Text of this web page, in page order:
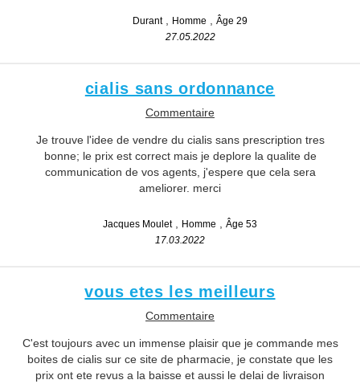
Durant Homme
Âge 29
27.05.2022
cialis sans ordonnance
Commentaire
Je trouve l'idee de vendre du cialis sans prescription tres
bonne; le prix est correct mais je deplore la qualite de
communication de vos agents, j'espere que cela sera
ameliorer. merci
Jacques Moulet Homme
Âge 53
17.03.2022
vous etes les meilleurs
Commentaire
C'est toujours avec un immense plaisir que je commande mes
boites de cialis sur ce site de pharmacie, je constate que les
prix ont ete revus a la baisse et aussi le delai de livraison